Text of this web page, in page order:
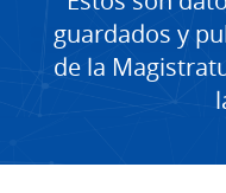
guardados y
de la